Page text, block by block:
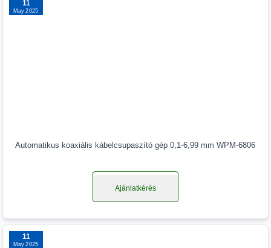
11
May 2025
Automatikus koaxiális kábelcsupaszító gép 0,1-6,99 mm WPM-6806
Ajánlatkérés
11
May 2025